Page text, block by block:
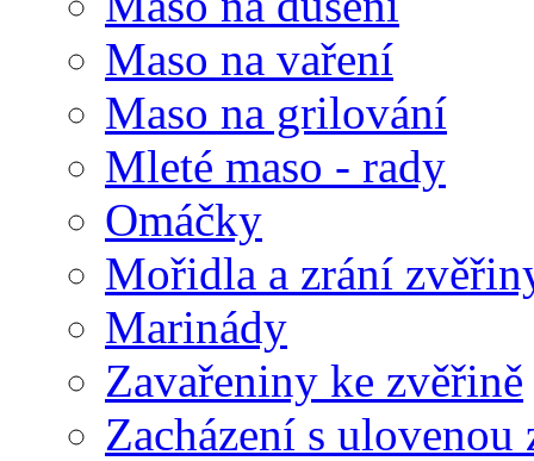
Maso na vaření
Maso na grilování
Mleté maso - rady
Omáčky
Mořidla a zrání
Marinády
Zavařeniny ke zvěřině
Zacházení s ulovenou